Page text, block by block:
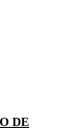
DE